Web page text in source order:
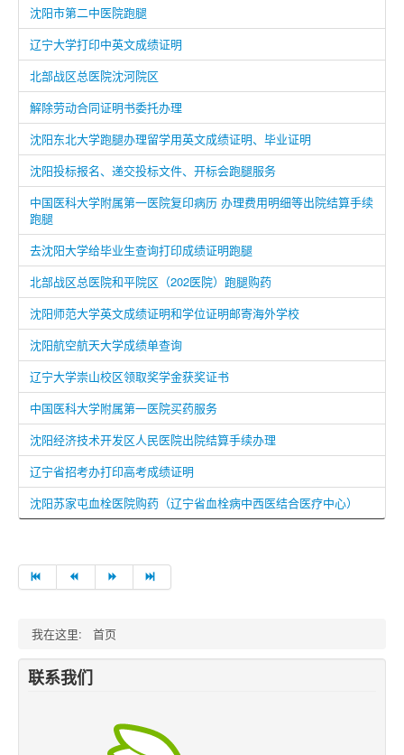
沈阳市第二中医院跑腿
辽宁大学打印中英文成绩证明
北部战区总医院沈河院区
解除劳动合同证明书委托办理
沈阳东北大学跑腿办理留学用英文成绩证明、毕业证明
沈阳投标报名、递交投标文件、开标会跑腿服务
中国医科大学附属第一医院复印病历 办理费用明细等出院结算手续
跑腿
去沈阳大学给毕业生查询打印成绩证明跑腿
北部战区总医院和平院区（202医院）跑腿购药
沈阳师范大学英文成绩证明和学位证明邮寄海外学校
沈阳航空航天大学成绩单查询
辽宁大学崇山校区领取奖学金获奖证书
中国医科大学附属第一医院买药服务
沈阳经济技术开发区人民医院出院结算手续办理
辽宁省招考办打印高考成绩证明
沈阳苏家屯血栓医院购药（辽宁省血栓病中西医结合医疗中心）
我在这里: 首页
联系我们